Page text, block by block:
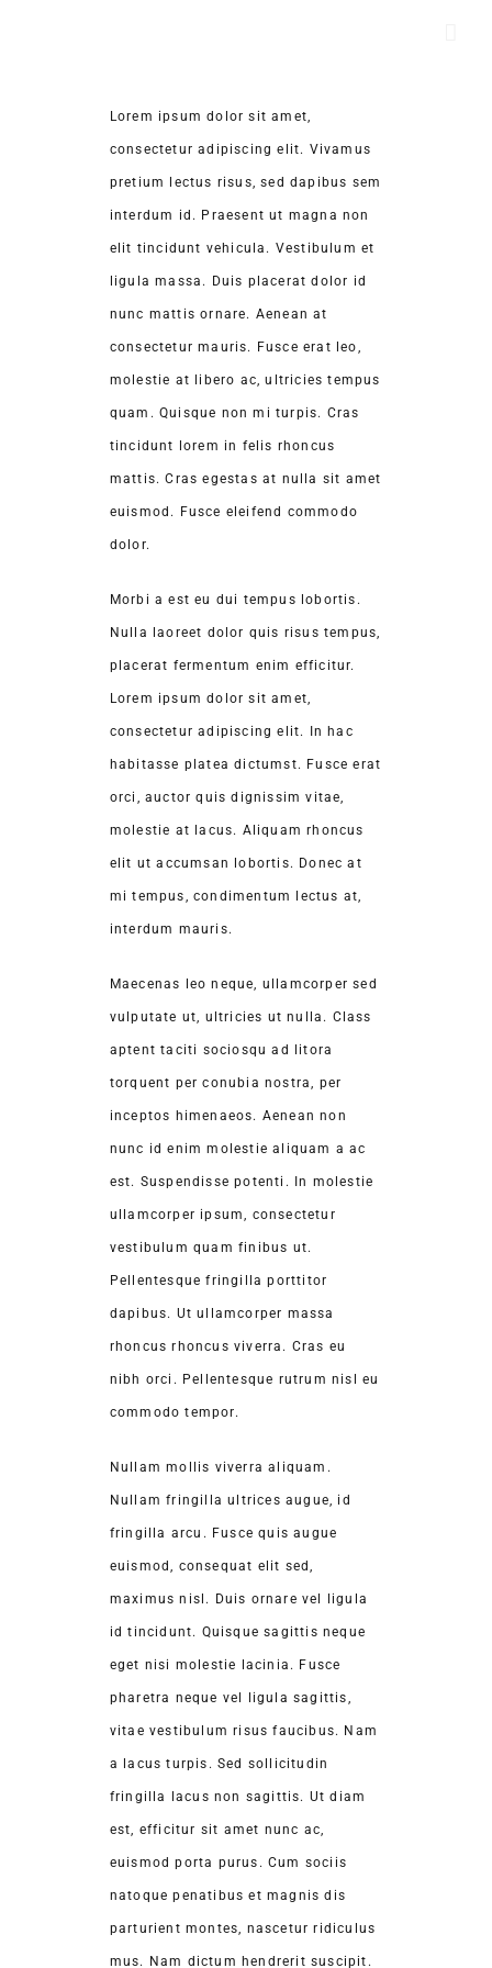
Lorem ipsum dolor sit amet,
consectetur adipiscing elit. Vivamus
pretium lectus risus, sed dapibus sem
interdum id. Praesent ut magna non
elit tincidunt vehicula. Vestibulum et
ligula massa. Duis placerat dolor id
nunc mattis ornare. Aenean at
consectetur mauris. Fusce erat leo,
molestie at libero ac, ultricies tempus
quam. Quisque non mi turpis. Cras
tincidunt lorem in felis rhoncus
mattis. Cras egestas at nulla sit amet
euismod. Fusce eleifend commodo
dolor.
Morbi a est eu dui tempus lobortis.
Nulla laoreet dolor quis risus tempus,
placerat fermentum enim efficitur.
Lorem ipsum dolor sit amet,
consectetur adipiscing elit. In hac
habitasse platea dictumst. Fusce erat
orci, auctor quis dignissim vitae,
molestie at lacus. Aliquam rhoncus
elit ut accumsan lobortis. Donec at
mi tempus, condimentum lectus at,
interdum mauris.
Maecenas leo neque, ullamcorper sed
vulputate ut, ultricies ut nulla. Class
aptent taciti sociosqu ad litora
torquent per conubia nostra, per
inceptos himenaeos. Aenean non
nunc id enim molestie aliquam a ac
est. Suspendisse potenti. In molestie
ullamcorper ipsum, consectetur
vestibulum quam finibus ut.
Pellentesque fringilla porttitor
dapibus. Ut ullamcorper massa
rhoncus rhoncus viverra. Cras eu
nibh orci. Pellentesque rutrum nisl eu
commodo tempor.
Nullam mollis viverra aliquam.
Nullam fringilla ultrices augue, id
fringilla arcu. Fusce quis augue
euismod, consequat elit sed,
maximus nisl. Duis ornare vel ligula
id tincidunt. Quisque sagittis neque
eget nisi molestie lacinia. Fusce
pharetra neque vel ligula sagittis,
vitae vestibulum risus faucibus. Nam
a lacus turpis. Sed sollicitudin
fringilla lacus non sagittis. Ut diam
est, efficitur sit amet nunc ac,
euismod porta purus. Cum sociis
natoque penatibus et magnis dis
parturient montes, nascetur ridiculus
mus. Nam dictum hendrerit suscipit.